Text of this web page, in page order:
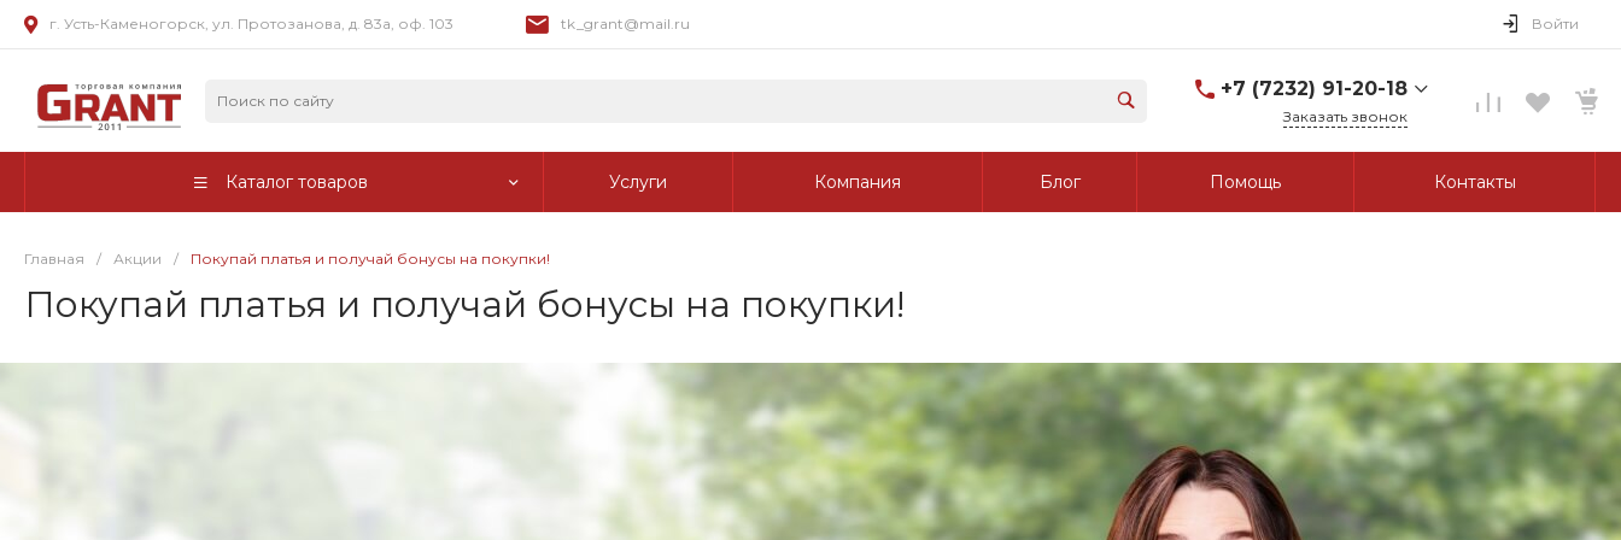
г. Усть-Каменогорск, ул. Протозанова, д. 83а, оф. 103 tk_grant@mail.ru Войти
+7 (7232) 91-20-18
г. Усть-Каменогорск, ул.
Заказать звонок
Каталог товаров Услуги Компания Блог Помощь Контакты
Главная / Акции / Покупай платья и получай бонусы на покупки!
Покупай платья и получай бонусы на покупки!